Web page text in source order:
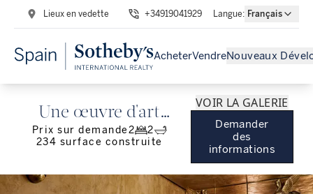
Lieux en vedette +34919041929 Langue: Français
AcheterVendreNouveaux
Une œuvre d'art
habitable au cœur de
Prix sur demande2
2
234 surface construite
VOIR LA GALERIE
Demander
des
informations